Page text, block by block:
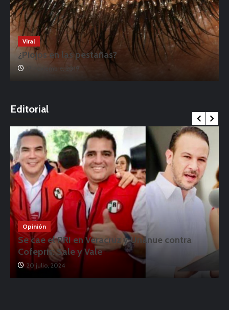
Viral
¿Piojos en las pestañas?
17 noviembre, 2019
Editorial
Opinión
Se cae el PRI en Veracruz y Unánue contra
Cofepris: Sale y Vale
20 julio, 2024